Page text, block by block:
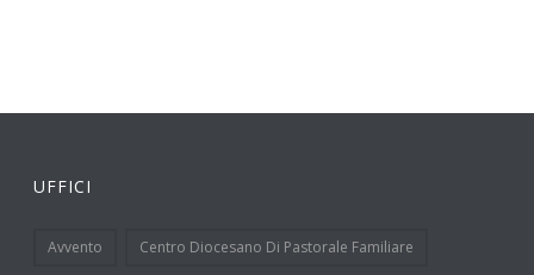
UFFICI
Avvento Centro Diocesano Di Pastorale Familiare